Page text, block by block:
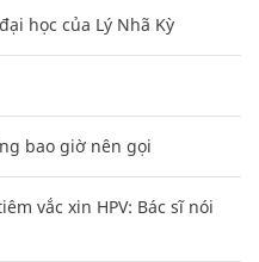
học của Lý Nhã Kỳ
bao giờ nên gọi
vắc xin HPV: Bác sĩ nói